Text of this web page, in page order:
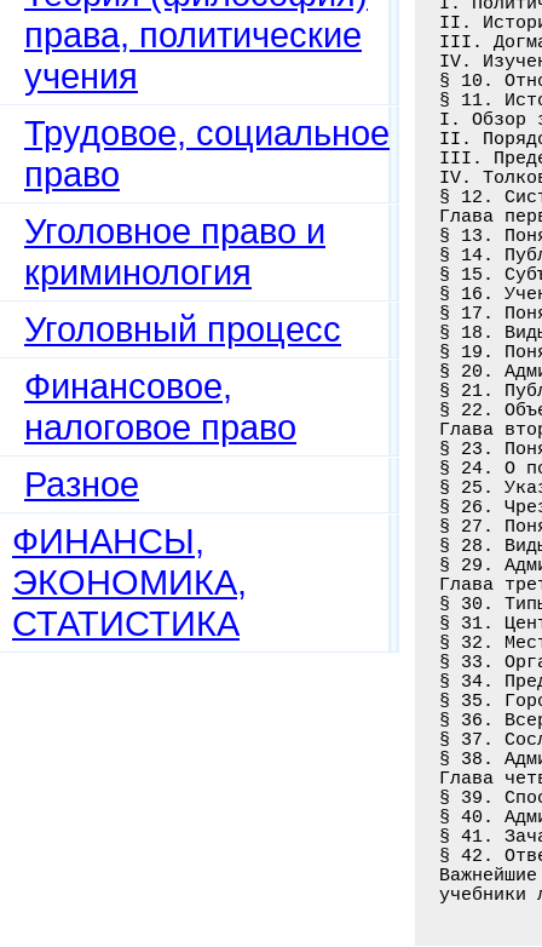
права, политические
учения
Трудовое, социальное
право
Уголовное право и
криминология
Уголовный процесс
Финансовое,
налоговое право
Разное
ФИНАНСЫ,
ЭКОНОМИКА,
СТАТИСТИКА
II.
III.
IV.
§ 10.
§ 11.
I.
II.
III.
IV.
§ 12.
Глава
§ 13.
§ 14.
§ 15.
§ 16.
§ 17.
§ 18.
§ 19.
§ 20.
§ 21.
§ 22.
Глава
§ 23.
§ 24. О
§ 25.
§ 26.
§ 27.
§ 28.
§ 29.
Глава
§ 30.
§ 31.
§ 32.
§ 33.
§ 34.
§ 35.
§ 36.
§ 37.
§ 38.
Глава
§ 39.
§ 40.
§ 41.
§ 42.